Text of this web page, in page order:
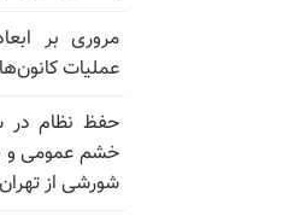
عملیات
حفظ نظام در
خشم عمومی و
شورشی از تهران